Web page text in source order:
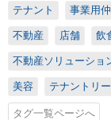
テナント
事業用
不動産 店舗 飲
不動産ソリューショ
美容 テナントリ
タグ一覧ページへ